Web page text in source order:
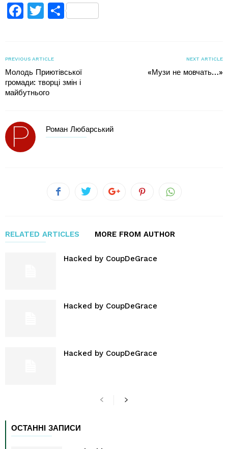
Facebook
TwitterПоділитися
PREVIOUS ARTICLE
Молодь Приютівської
громади: творці змін і
майбутнього
NEXT ARTICLE
«Музи не мовчать…»
Роман Любарський
RELATED ARTICLES MORE FROM AUTHOR
Hacked by CoupDeGrace
Hacked by CoupDeGrace
Hacked by CoupDeGrace
ОСТАННІ ЗАПИСИ